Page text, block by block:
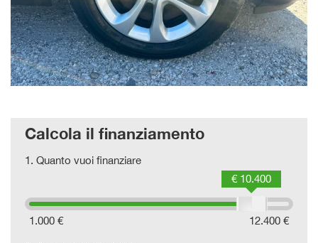
Calcola il finanziamento
1. Quanto vuoi finanziare
1.000 € 12.400 €
€ 10.400